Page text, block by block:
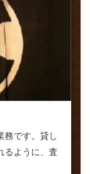
務です。貸し
るように、査